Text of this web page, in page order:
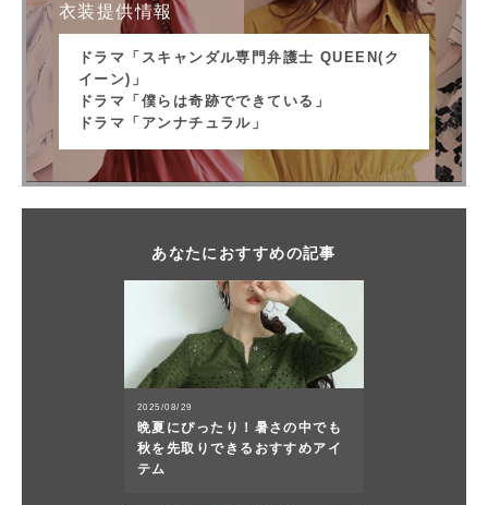
衣装提供情報
ドラマ「スキャンダル専門弁護士 QUEEN(ク
イーン)」
ドラマ「僕らは奇跡でできている」
ドラマ「アンナチュラル」
あなたにおすすめの記事
2025/08/29
晩夏にぴったり！暑さの中でも
秋を先取りできるおすすめアイ
テム